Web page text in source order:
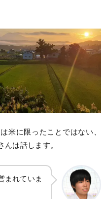
米に限ったことではない、
んは話します。
まれていま